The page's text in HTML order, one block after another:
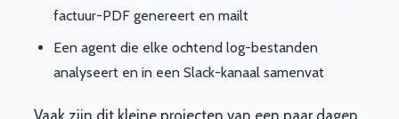
factuur-PDF genereert en mailt
Een agent die elke ochtend log-bestanden
analyseert en in een Slack-kanaal samenvat
Vaak zijn dit kleine projecten van een paar dagen